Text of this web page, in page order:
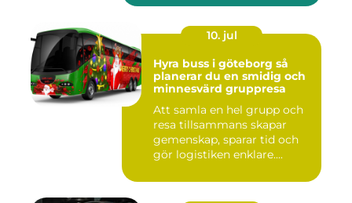
10. jul
Hyra buss i göteborg så
planerar du en smidig och
minnesvärd gruppresa
Att samla en hel grupp och
resa tillsammans skapar
gemenskap, sparar tid och
gör logistiken enklare....